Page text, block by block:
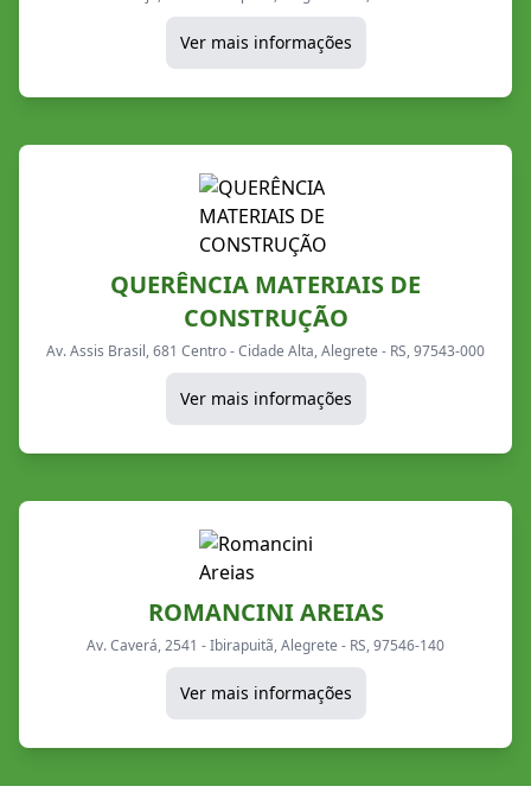
Ver mais informações
QUERÊNCIA MATERIAIS DE
CONSTRUÇÃO
Av. Assis Brasil, 681 Centro - Cidade Alta, Alegrete - RS, 97543-000
Ver mais informações
ROMANCINI AREIAS
Av. Caverá, 2541 - Ibirapuitã, Alegrete - RS, 97546-140
Ver mais informações